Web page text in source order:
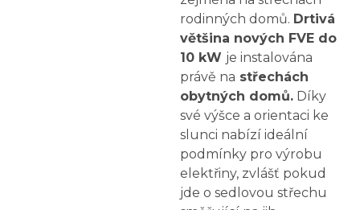
rodinných domů. Drtivá
většina nových FVE do
10 kW je instalována
právě na střechách
obytných domů. Díky
své výšce a orientaci ke
slunci nabízí ideální
podmínky pro výrobu
elektřiny, zvlášť pokud
jde o sedlovou střechu